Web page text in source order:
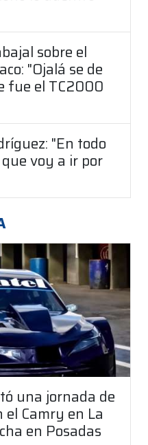
sobre el
"Ojalá se de
fue el TC2000
"En todo
voy a ir por
una jornada de
Camry en La
en Posadas